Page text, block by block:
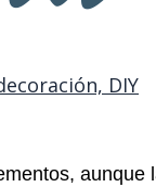
DIY
aunque